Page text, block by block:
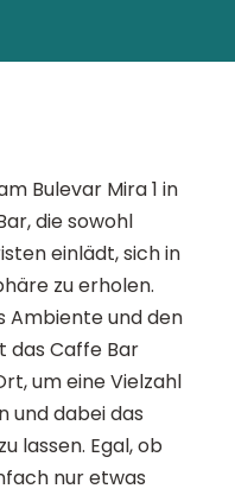
Bulevar Mira 1 in
die sowohl
einlädt, sich in
zu erholen.
Ambiente und den
das Caffe Bar
um eine Vielzahl
und dabei das
lassen. Egal, ob
nur etwas